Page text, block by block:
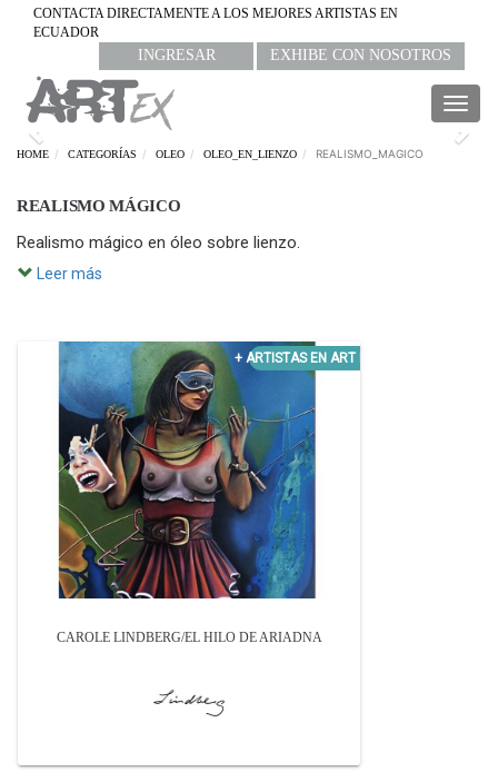
CONTACTA DIRECTAMENTE A LOS MEJORES ARTISTAS EN
ECUADOR
INGRESAR EXHIBE CON NOSOTROS
Previous
HOME CATEGORÍAS OLEO OLEO_EN_LIENZO REALISMO_MAGICO
REALISMO MÁGICO
Realismo mágico en óleo sobre lienzo.
Leer más
CAROLE LINDBERG/EL HILO DE ARIADNA